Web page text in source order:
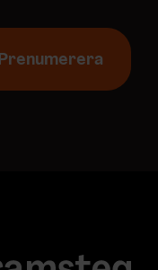
Prenumerera